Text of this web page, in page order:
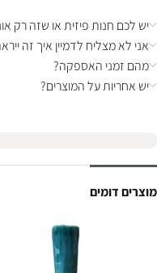
יש לכם חנות פיזית או שזה רק
אני לא מצליח לדמיין איך זה
מהם זמני האספקה?
יש אחריות על המוצרים?
מוצרים דומים